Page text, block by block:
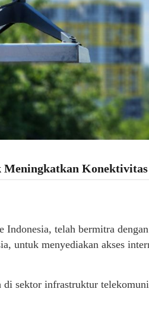
telah bermitra
untuk menyediakan akses
sektor infrastruktur